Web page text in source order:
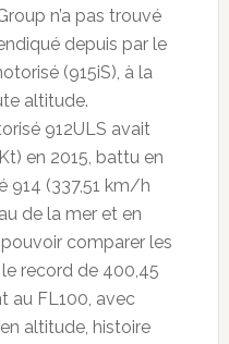
n’a pas trouvé
depuis par le
(915iS), à la
altitude.
912ULS avait
en 2015, battu en
914 (337,51 km/h
de la mer et en
comparer les
record de 400,45
au FL100, avec
altitude, histoire